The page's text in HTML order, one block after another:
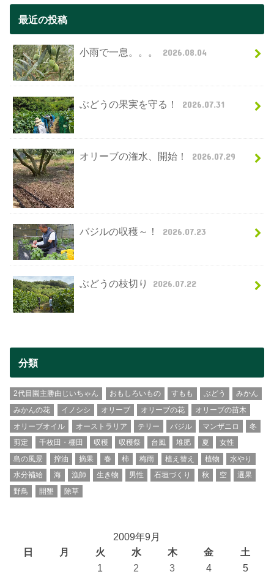
最近の投稿
小雨で一息。。。 2026.08.04
ぶどうの果実を守る！ 2026.07.31
オリーブの潅水、開始！ 2026.07.29
バジルの収穫～！ 2026.07.23
ぶどうの枝切り 2026.07.22
分類
2代目園主勝由じいちゃん おもしろいもの すもも ぶどう
みかん
みかんの花
イノシシ オリーブ オリーブの花
オリーブの苗木
オリーブオイル
オーストラリア テリー バジル マンザニロ
冬
剪定
千枚田・棚田 収穫 収穫祭 台風 堆肥 夏
女性
島の風景
搾油 摘果 春 柿 梅雨 植え替え 植物
水やり
水分補給
海 漁師 生き物 男性 石垣づくり 秋 空
選果
野鳥
開墾 除草
2009年9月
日
月 火 水 木 金 土
1 2 3 4
5